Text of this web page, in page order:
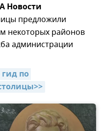
Новости
предложили
некоторых районов
администрации
по